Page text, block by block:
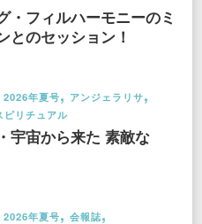
・フィルハーモニーのミ
とのセッション！
2026年夏号
アンジェラリサ
ピリチュアル
宇宙から来た 素敵な
2026年夏号
会報誌